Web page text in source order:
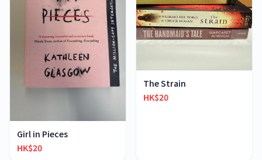
Girl in Pieces
HK$20
The Strain
HK$20